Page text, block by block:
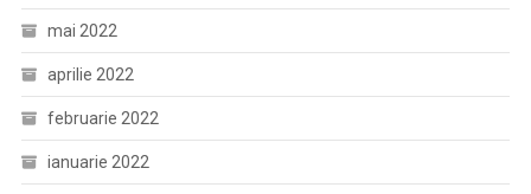
mai 2022
aprilie 2022
februarie 2022
ianuarie 2022